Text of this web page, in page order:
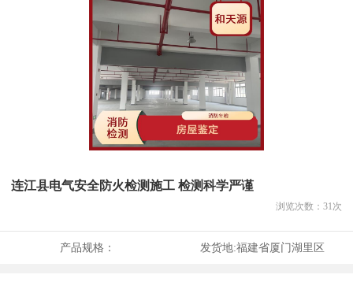
连江县电气安全防火检测施工 检测科学严谨
浏览次数： 31次
产品规格： 发货地:福建省厦门湖里区